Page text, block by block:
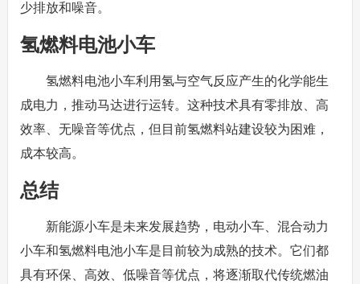
少排放和噪音。
氢燃料电池小车
氢燃料电池小车利用氢与空气反应产生的化学能生
成电力，推动马达进行运转。这种技术具有零排放、高
效率、无噪音等优点，但目前氢燃料站建设较为困难，
成本较高。
总结
新能源小车是未来发展趋势，电动小车、混合动力
小车和氢燃料电池小车是目前较为成熟的技术。它们都
具有环保、高效、低噪音等优点，将逐渐取代传统燃油